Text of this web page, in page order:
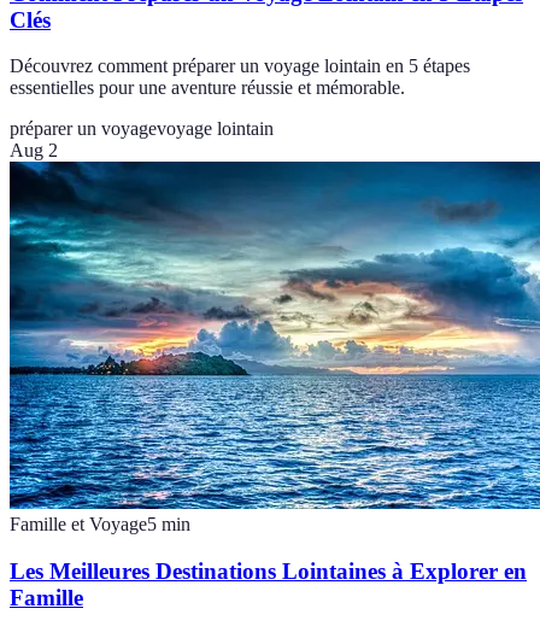
Clés
Découvrez comment préparer un voyage lointain en 5 étapes
essentielles pour une aventure réussie et mémorable.
préparer un voyagevoyage lointain
Aug 2
Famille et Voyage5 min
Les Meilleures Destinations Lointaines à Explorer en
Famille